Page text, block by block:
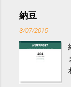
納豆
3/07/2015